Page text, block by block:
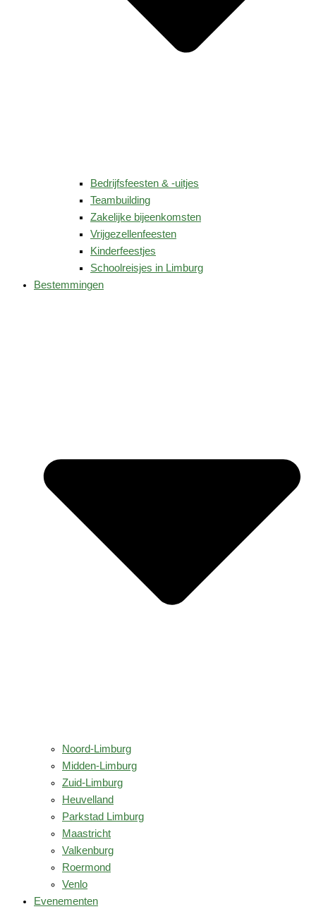
Bedrijfsfeesten & -uitjes
Teambuilding
Zakelijke bijeenkomsten
Vrijgezellenfeesten
Kinderfeestjes
Schoolreisjes in Limburg
Bestemmingen
Noord-Limburg
Midden-Limburg
Zuid-Limburg
Heuvelland
Parkstad Limburg
Maastricht
Valkenburg
Roermond
Venlo
Evenementen